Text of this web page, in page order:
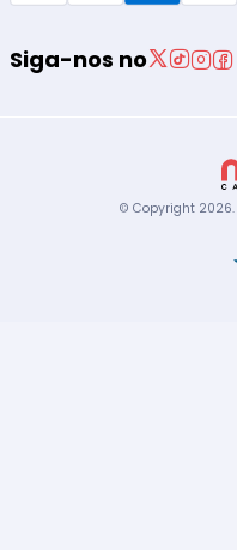
Siga-nos no
© Copyright 2026.